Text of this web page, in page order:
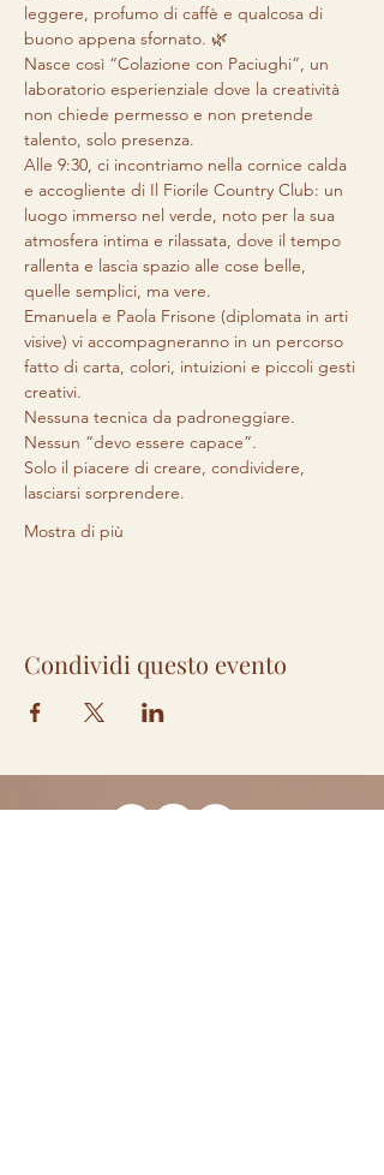
leggere, profumo di caffè e qualcosa di
buono appena sfornato. 🌿
Nasce così “Colazione con Paciughi”, un
laboratorio esperienziale dove la creatività
non chiede permesso e non pretende
talento, solo presenza.
Alle 9:30, ci incontriamo nella cornice calda
e accogliente di Il Fiorile Country Club: un
luogo immerso nel verde, noto per la sua
atmosfera intima e rilassata, dove il tempo
rallenta e lascia spazio alle cose belle,
quelle semplici, ma vere.
Emanuela e Paola Frisone (diplomata in arti
visive) vi accompagneranno in un percorso
fatto di carta, colori, intuizioni e piccoli gesti
creativi.
Nessuna tecnica da padroneggiare.
Nessun “devo essere capace”.
Solo il piacere di creare, condividere,
lasciarsi sorprendere.
Mostra di più
Condividi questo evento